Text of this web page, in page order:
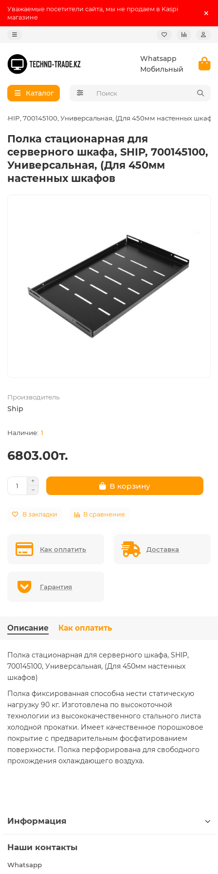
Уважаемые посетители сайта, мы не продаем в Kaspi
магазине
Whatsapp
Мобильный
Каталог
700145100, Универсальная, (Для 450мм настенных
Полка стационарная для
серверного шкафа, SHIP, 700145100,
Универсальная, (Для 450мм
настенных шкафов
Производитель
Ship
1
6803.00т.
В корзину
В закладки В сравнение
Как оплатить Доставка
Гарантия
Описание Как оплатить
Полка стационарная для серверного шкафа, SHIP,
700145100, Универсальная, (Для 450мм настенных
шкафов)
Полка фиксированная способна нести статическую
нагрузку 90 кг. Изготовлена по высокоточной
технологии из высококачественного стального листа
холодной прокатки. Имеет качественное порошковое
покрытие с предварительным фосфатированием
поверхности. Полка перфорирована для свободного
прохождения охлаждающего воздуха.
Информация
Наши контакты
Whatsapp